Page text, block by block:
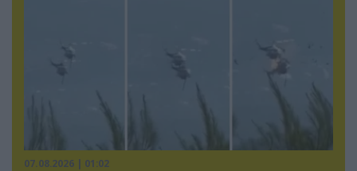
07.08.2026 | 01:02